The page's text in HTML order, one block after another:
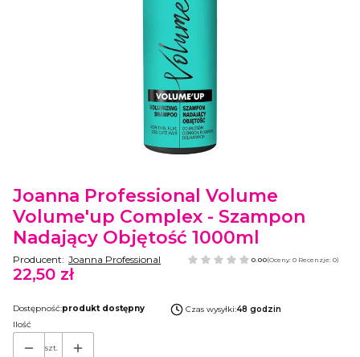
Joanna Professional Volume
Volume'up Complex - Szampon
Nadający Objętość 1000ml
Producent: Joanna Professional 0.00(Oceny: 0 Recenzje: 0)
Cena
22,50 zł
Dostępność:produkt dostępny Czas wysyłki:48 godzin
Ilość
szt.